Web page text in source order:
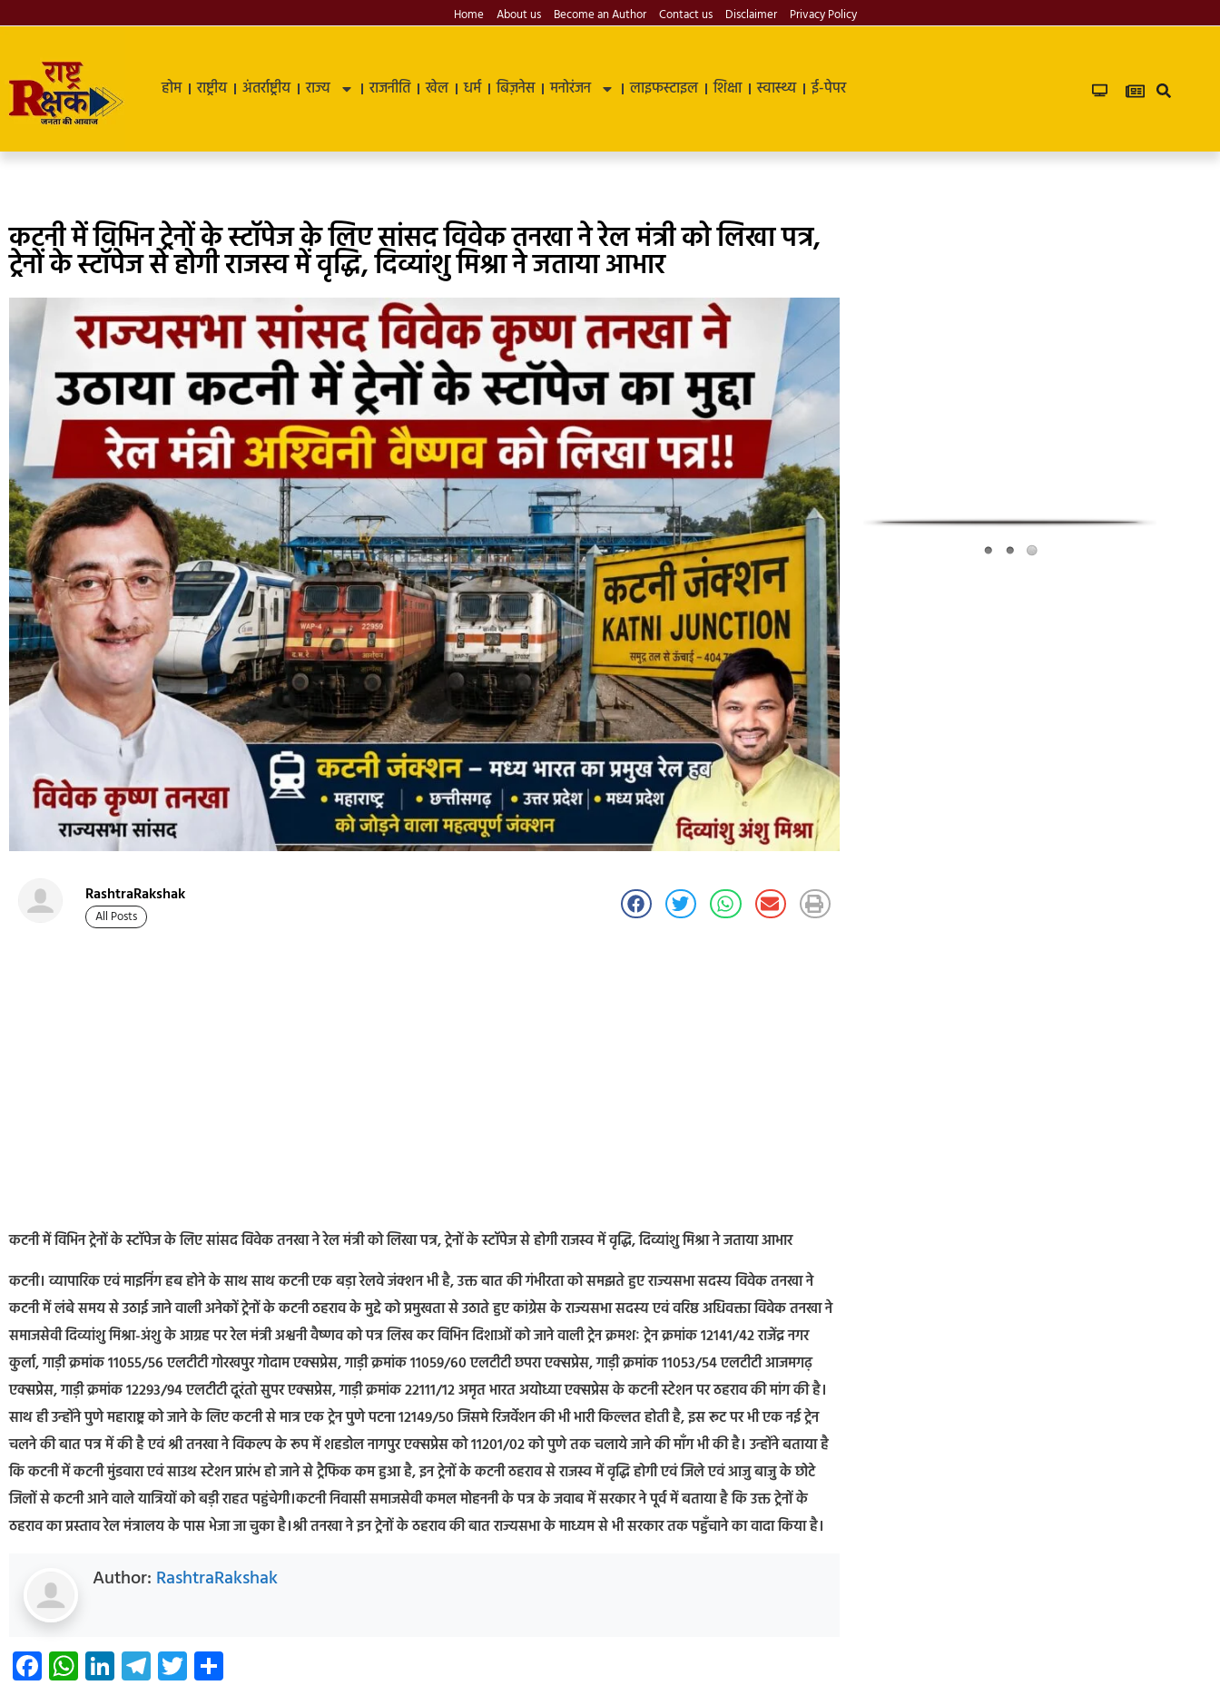
Home About us Become an Author Contact us Disclaimer Privacy Policy
होम राष्ट्रीय अंतर्राष्ट्रीय राज्य राजनीति खेल धर्म बिज़नेस मनोरंजन लाइफस्टाइल शिक्षा स्वास्थ्य ई-पेपर
कटनी में विभिन ट्रेनों के स्टॉपेज के लिए सांसद विवेक तनखा ने रेल मंत्री को लिखा पत्र,
ट्रेनों के स्टॉपेज से होगी राजस्व में वृद्धि, दिव्यांशु मिश्रा ने जताया आभार
RashtraRakshak
All Posts
कटनी में विभिन ट्रेनों के स्टॉपेज के लिए सांसद विवेक तनखा ने रेल मंत्री को लिखा पत्र, ट्रेनों के स्टॉपेज से होगी राजस्व में वृद्धि, दिव्यांशु मिश्रा ने जताया आभार
कटनी। व्यापारिक एवं माइनिंग हब होने के साथ साथ कटनी एक बड़ा रेलवे जंक्शन भी है, उक्त बात की गंभीरता को समझते हुए राज्यसभा सदस्य विवेक तनखा ने
कटनी में लंबे समय से उठाई जाने वाली अनेकों ट्रेनों के कटनी ठहराव के मुद्दे को प्रमुखता से उठाते हुए कांग्रेस के राज्यसभा सदस्य एवं वरिष्ठ अधिवक्ता विवेक तनखा ने
समाजसेवी दिव्यांशु मिश्रा-अंशु के आग्रह पर रेल मंत्री अश्वनी वैष्णव को पत्र लिख कर विभिन दिशाओं को जाने वाली ट्रेन क्रमशः ट्रेन क्रमांक 12141/42 राजेंद्र नगर
कुर्ला, गाड़ी क्रमांक 11055/56 एलटीटी गोरखपुर गोदाम एक्सप्रेस, गाड़ी क्रमांक 11059/60 एलटीटी छपरा एक्सप्रेस, गाड़ी क्रमांक 11053/54 एलटीटी आजमगढ़
एक्सप्रेस, गाड़ी क्रमांक 12293/94 एलटीटी दूरंतो सुपर एक्सप्रेस, गाड़ी क्रमांक 22111/12 अमृत भारत अयोध्या एक्सप्रेस के कटनी स्टेशन पर ठहराव की मांग की है।
साथ ही उन्होंने पुणे महाराष्ट्र को जाने के लिए कटनी से मात्र एक ट्रेन पुणे पटना 12149/50 जिसमे रिजर्वेशन की भी भारी किल्लत होती है, इस रूट पर भी एक नई ट्रेन
चलने की बात पत्र में की है एवं श्री तनखा ने विकल्प के रूप में शहडोल नागपुर एक्सप्रेस को 11201/02 को पुणे तक चलाये जाने की माँग भी की है। उन्होंने बताया है
कि कटनी में कटनी मुंडवारा एवं साउथ स्टेशन प्रारंभ हो जाने से ट्रैफिक कम हुआ है, इन ट्रेनों के कटनी ठहराव से राजस्व में वृद्धि होगी एवं जिले एवं आजु बाजु के छोटे
जिलों से कटनी आने वाले यात्रियों को बड़ी राहत पहुंचेगी।कटनी निवासी समाजसेवी कमल मोहननी के पत्र के जवाब में सरकार ने पूर्व में बताया है कि उक्त ट्रेनों के
ठहराव का प्रस्ताव रेल मंत्रालय के पास भेजा जा चुका है।श्री तनखा ने इन ट्रेनों के ठहराव की बात राज्यसभा के माध्यम से भी सरकार तक पहुँचाने का वादा किया है।
Author: RashtraRakshak
Facebook
WhatsApp
LinkedIn
Telegram
Twitter